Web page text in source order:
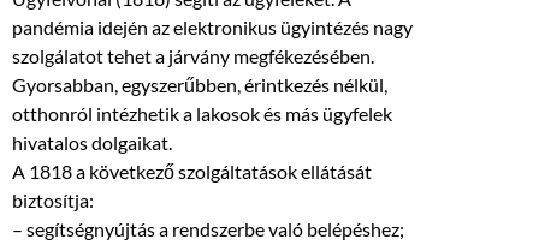
pandémia idején az elektronikus ügyintézés nagy
szolgálatot tehet a járvány megfékezésében.
Gyorsabban, egyszerűbben, érintkezés nélkül,
otthonról intézhetik a lakosok és más ügyfelek
hivatalos dolgaikat.
A 1818 a következő szolgáltatások ellátását
biztosítja:
– segítségnyújtás a rendszerbe való belépéshez;